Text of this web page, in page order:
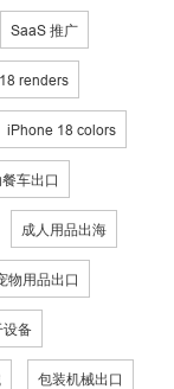
SaaS 推广
renders
iPhone 18 colors
车出口
成人用品出海
物用品出口
设备
包装机械出口